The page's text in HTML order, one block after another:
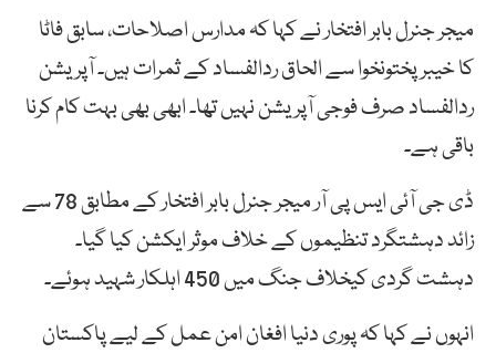
میجر جنرل بابر افتخار نے کہا کہ مدارس اصلاحات، سابق فاٹا
کا خیبرپختونخوا سے الحاق ردالفساد کے ثمرات ہیں۔ آپریشن
ردالفساد صرف فوجی آپریشن نہیں تھا۔ ابھی بھی بہت کام کرنا
باقی ہے۔
ڈی جی آئی ایس پی آر میجر جنرل بابر افتخار کے مطابق 78 سے
زائد دہشتگرد تنظیموں کے خلاف موثر ایکشن کیا گیا۔
دہشت گردی کیخلاف جنگ میں 450 اہلکار شہید ہوئے۔
انہوں نے کہا کہ پوری دنیا افغان امن عمل کے لیے پاکستان